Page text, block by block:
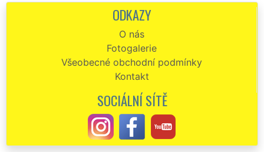
ODKAZY
O nás
Fotogalerie
Všeobecné obchodní podmínky
Kontakt
SOCIÁLNÍ SÍTĚ